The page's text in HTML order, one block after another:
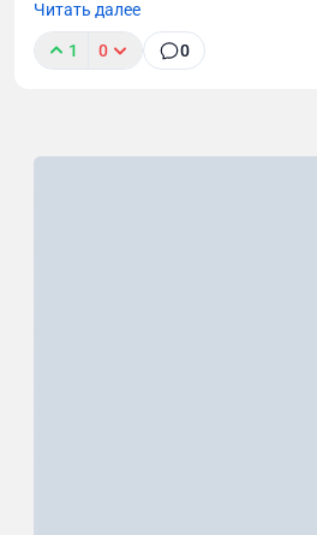
Читать далее
1 0 0